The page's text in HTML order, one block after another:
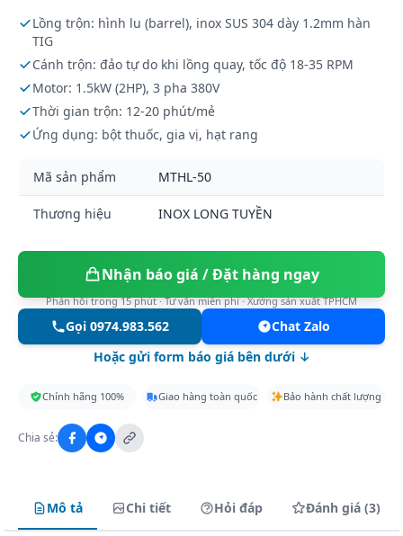
Lồng trộn: hình lu (barrel), inox SUS 304 dày 1.2mm hàn
TIG
Cánh trộn: đảo tự do khi lồng quay, tốc độ 18-35 RPM
Motor: 1.5kW (2HP), 3 pha 380V
Thời gian trộn: 12-20 phút/mẻ
Ứng dụng: bột thuốc, gia vị, hạt rang
Mã sản phẩm MTHL-50
Thương hiệu INOX LONG TUYỀN
Nhận báo giá / Đặt hàng ngay
Phản hồi trong 15 phút · Tư vấn miễn phí · Xưởng sản xuất TPHCM
Gọi 0974.983.562
Chat Zalo
Hoặc gửi form báo giá bên dưới ↓
Chính hãng 100% Giao hàng toàn quốc Bảo hành chất lượng
Chia sẻ:
Mô tả Chi tiết Hỏi đáp Đánh giá (3)